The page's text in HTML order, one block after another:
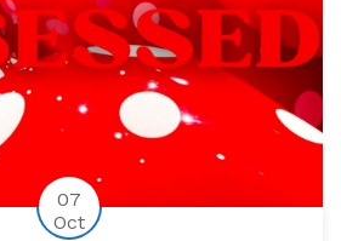
07
Oct